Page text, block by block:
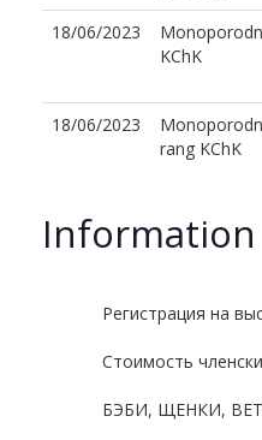
18/06/2023
KChK
18/06/2023
rang KChK
Information
Регистрация на
Стоимость
БЭБИ, ЩЕНКИ,